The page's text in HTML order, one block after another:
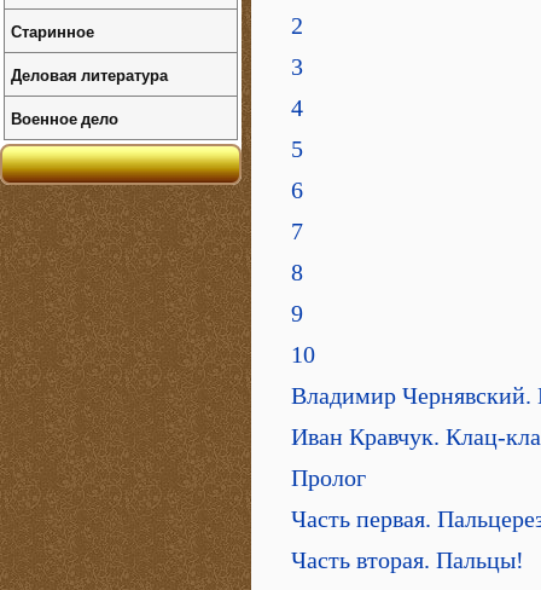
2
3
4
5
6
7
8
9
10
Владимир Чернявский.
Иван Кравчук. Клац-
Пролог
Часть первая.
Часть вторая. Пальцы!
Старинное
Деловая литература
Военное дело